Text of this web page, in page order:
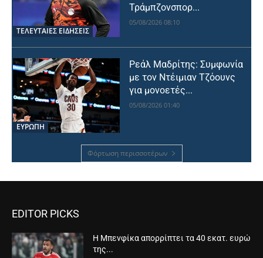
ΤΕΛΕΥΤΑΙΕΣ ΕΙΔΗΣΕΙΣ
Τράμπζονσπορ...
05/08/2026 08:10
ΕΥΡΩΠΗ
Ρεάλ Μαδρίτης: Συμφωνία
με τον Ντέιμιαν Τζόουνς
για μονοετές...
05/08/2026 01:40
Φόρτωση περισσοτέρων
EDITOR PICKS
Η Μπενφίκα απορρίπτει τα 40 εκατ. ευρώ
της...